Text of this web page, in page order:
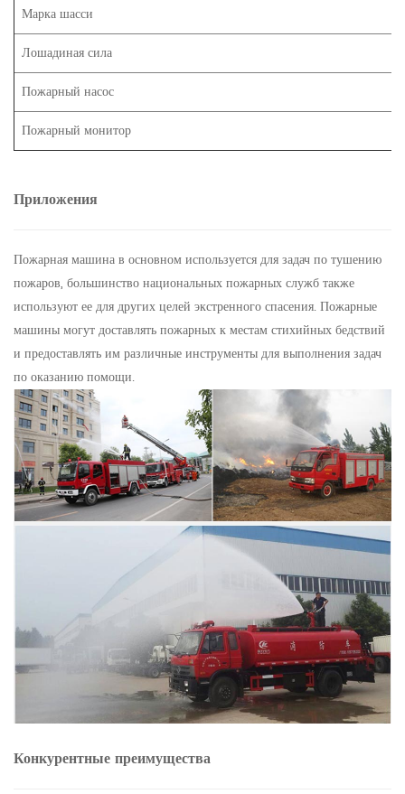
Марка шасси
Лошадиная сила
Пожарный насос
Пожарный монитор
Приложения
Пожарная машина в основном используется для задач по тушению
пожаров, большинство национальных пожарных служб также
используют ее для других целей экстренного спасения. Пожарные
машины могут доставлять пожарных к местам стихийных бедствий
и предоставлять им различные инструменты для выполнения задач
по оказанию помощи.
Конкурентные преимущества